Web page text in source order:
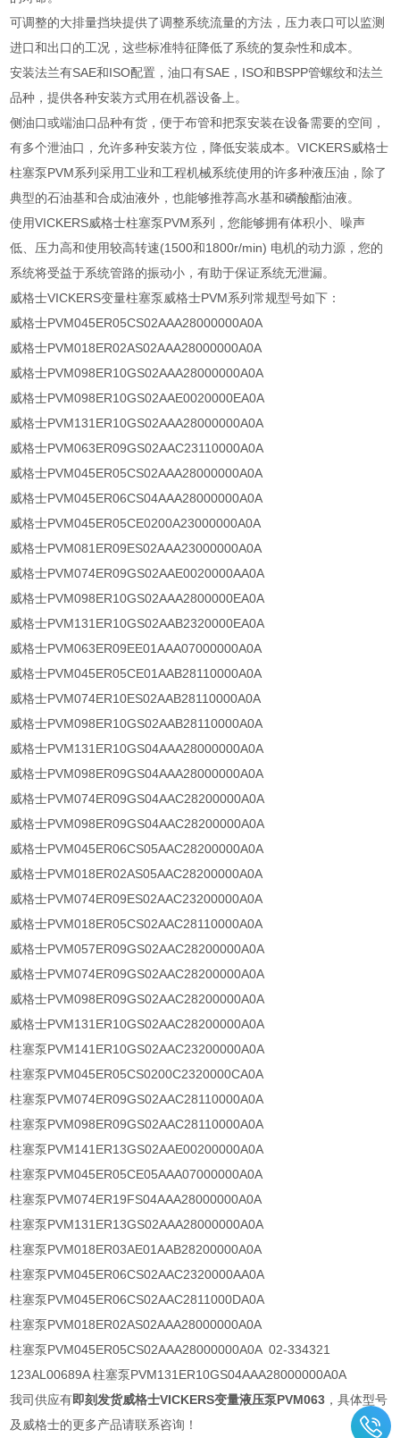
可调整的大排量挡块提供了调整系统流量的方法，压力表口可以监测
进口和出口的工况，这些标准特征降低了系统的复杂性和成本。
安装法兰有SAE和ISO配置，油口有SAE，ISO和BSPP管螺纹和法兰
品种，提供各种安装方式用在机器设备上。
侧油口或端油口品种有货，便于布管和把泵安装在设备需要的空间，
有多个泄油口，允许多种安装方位，降低安装成本。VICKERS威格士
柱塞泵PVM系列采用工业和工程机械系统使用的许多种液压油，除了
典型的石油基和合成油液外，也能够推荐高水基和磷酸酯油液。
使用VICKERS威格士柱塞泵PVM系列，您能够拥有体积小、噪声
低、压力高和使用较高转速(1500和1800r/min) 电机的动力源，您的
系统将受益于系统管路的振动小，有助于保证系统无泄漏。
威格士VICKERS变量柱塞泵威格士PVM系列常规型号如下：
威格士PVM045ER05CS02AAA28000000A0A
威格士PVM018ER02AS02AAA28000000A0A
威格士PVM098ER10GS02AAA28000000A0A
威格士PVM098ER10GS02AAE0020000EA0A
威格士PVM131ER10GS02AAA28000000A0A
威格士PVM063ER09GS02AAC23110000A0A
威格士PVM045ER05CS02AAA28000000A0A
威格士PVM045ER06CS04AAA28000000A0A
威格士PVM045ER05CE0200A23000000A0A
威格士PVM081ER09ES02AAA23000000A0A
威格士PVM074ER09GS02AAE0020000AA0A
威格士PVM098ER10GS02AAA2800000EA0A
威格士PVM131ER10GS02AAB2320000EA0A
威格士PVM063ER09EE01AAA07000000A0A
威格士PVM045ER05CE01AAB28110000A0A
威格士PVM074ER10ES02AAB28110000A0A
威格士PVM098ER10GS02AAB28110000A0A
威格士PVM131ER10GS04AAA28000000A0A
威格士PVM098ER09GS04AAA28000000A0A
威格士PVM074ER09GS04AAC28200000A0A
威格士PVM098ER09GS04AAC28200000A0A
威格士PVM045ER06CS05AAC28200000A0A
威格士PVM018ER02AS05AAC28200000A0A
威格士PVM074ER09ES02AAC23200000A0A
威格士PVM018ER05CS02AAC28110000A0A
威格士PVM057ER09GS02AAC28200000A0A
威格士PVM074ER09GS02AAC28200000A0A
威格士PVM098ER09GS02AAC28200000A0A
威格士PVM131ER10GS02AAC28200000A0A
柱塞泵PVM141ER10GS02AAC23200000A0A
柱塞泵PVM045ER05CS0200C2320000CA0A
柱塞泵PVM074ER09GS02AAC28110000A0A
柱塞泵PVM098ER09GS02AAC28110000A0A
柱塞泵PVM141ER13GS02AAE00200000A0A
柱塞泵PVM045ER05CE05AAA07000000A0A
柱塞泵PVM074ER19FS04AAA28000000A0A
柱塞泵PVM131ER13GS02AAA28000000A0A
柱塞泵PVM018ER03AE01AAB28200000A0A
柱塞泵PVM045ER06CS02AAC2320000AA0A
柱塞泵PVM045ER06CS02AAC2811000DA0A
柱塞泵PVM018ER02AS02AAA28000000A0A
柱塞泵PVM045ER05CS02AAA28000000A0A 02-334321
123AL00689A 柱塞泵PVM131ER10GS04AAA28000000A0A
我司供应有即刻发货威格士VICKERS变量液压泵PVM063 ，具体型号
及威格士的更多产品请联系咨询！